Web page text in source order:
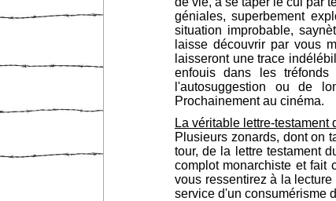
géniales, superbement
situation improbable,
laisse découvrir par vous
laisseront une trace
enfouis dans les
l'autosuggestion ou de
Prochainement au cinéma.
La véritable lettre-testament
Plusieurs zonards, dont on
tour, de la lettre testament
complot monarchiste et fait
vous ressentirez à la
service d'un consumérisme